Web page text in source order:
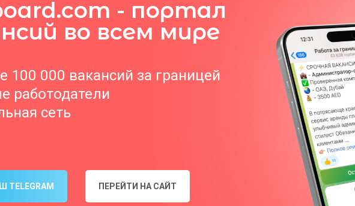
- портал
во всем мире
100 000 вакансий за границей
работодатели
сеть
TELEGRAM ПЕРЕЙТИ НА САЙТ